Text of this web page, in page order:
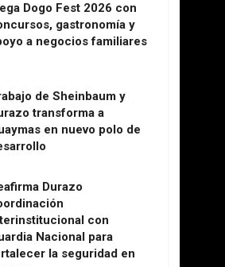
Dogo Fest 2026 con
gastronomía y
a negocios familiares
de Sheinbaum y
transforma a
en nuevo polo de
Durazo
con
Nacional para
la seguridad en